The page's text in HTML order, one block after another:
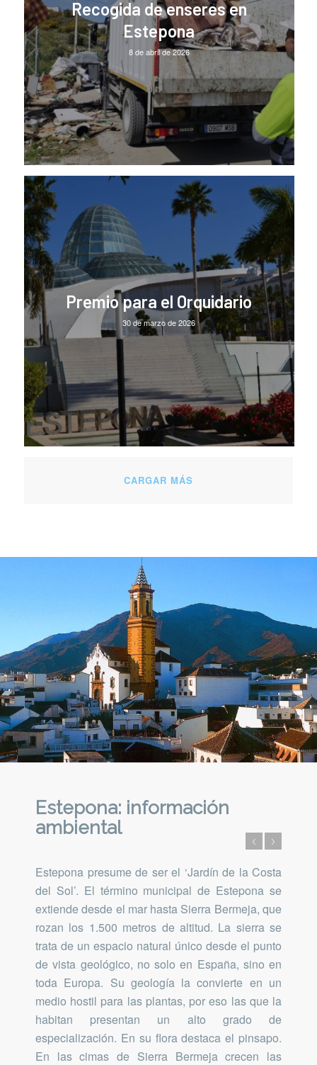
Recogida de enseres en
Estepona
8 de abril de 2026
Premio para el Orquidario
30 de marzo de 2026
CARGAR MÁS
Estepona: información
ambiental
Estepona presume de ser el ‘Jardín de la Costa
del Sol’. El término municipal de Estepona se
extiende desde el mar hasta Sierra Bermeja, que
rozan los 1.500 metros de altitud. La sierra se
trata de un espacio natural único desde el punto
de vista geológico, no solo en España, sino en
toda Europa. Su geología la convierte en un
medio hostil para las plantas, por eso las que la
habitan presentan un alto grado de
especialización. En su flora destaca el pinsapo.
En las cimas de Sierra Bermeja crecen las